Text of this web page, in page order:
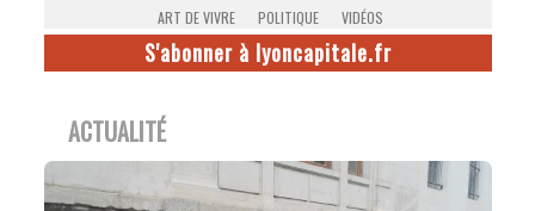
ART DE VIVRE
POLITIQUE VIDÉOS
S'abonner à lyoncapitale.fr
ACTUALITÉ